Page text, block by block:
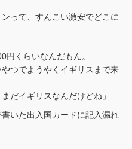
って、すんこい激安でどこに
円くらいなんだもん。
つでようやくイギリスまで来
だイギリスなんだけどね」
いた出入国カードに記入漏れ